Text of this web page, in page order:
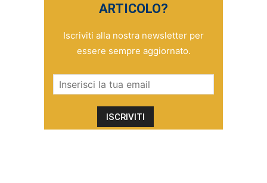
ARTICOLO?
Iscriviti alla nostra newsletter per
essere sempre aggiornato.